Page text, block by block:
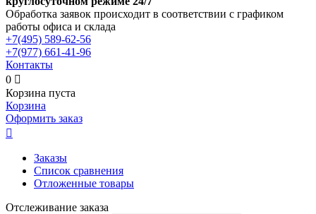
Обработка заявок происходит в соответствии с графиком
работы офиса и склада
+7(495) 589-62-56
+7(977) 661-41-96
Контакты
0 
Корзина пуста
Корзина
Оформить заказ

Заказы
Список сравнения
Отложенные товары
Отслеживание заказа